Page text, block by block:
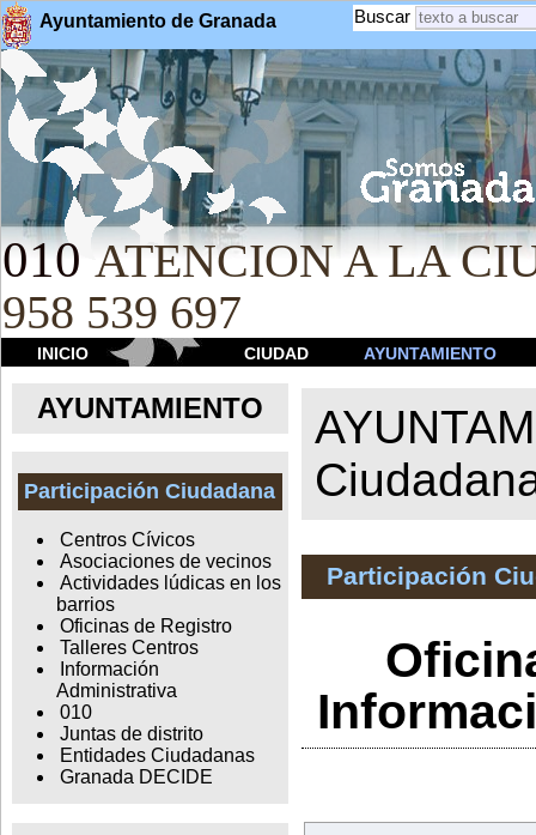
Ayuntamiento de Granada Buscar
010 ATENCION A LA
958 539 697
INICIO CIUDAD AYUNTAMIENTO
AYUNTAMIENTO
Participación Ciudadana
Centros Cívicos
Asociaciones de vecinos
Actividades lúdicas en los
barrios
Oficinas de Registro
Talleres Centros
Información
Administrativa
010
Juntas de distrito
Entidades Ciudadanas
Granada DECIDE
Participación